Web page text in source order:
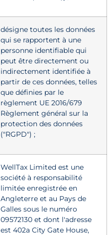
désigne toutes les données
qui se rapportent à une
personne identifiable qui
peut être directement ou
indirectement identifiée à
partir de ces données, telles
que définies par le
règlement UE 2016/679
Règlement général sur la
protection des données
("RGPD") ;
WellTax Limited est une
société à responsabilité
limitée enregistrée en
Angleterre et au Pays de
Galles sous le numéro
09572130 et dont l'adresse
est 402a City Gate House,